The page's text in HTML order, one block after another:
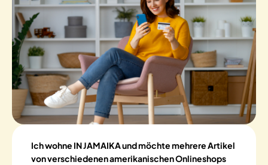
Ich wohne IN JAMAIKA und möchte mehrere Artikel
von verschiedenen amerikanischen Onlineshops